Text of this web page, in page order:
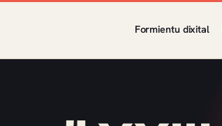
Formientu dixital